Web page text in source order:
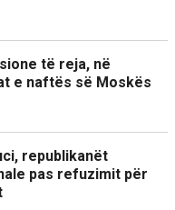
të reja, në
e naftës së Moskës
republikanët
pas refuzimit për